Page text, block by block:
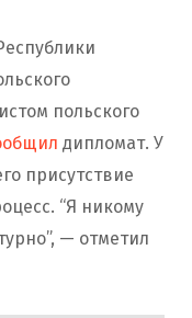
польского
дипломат. У
присутствие
“Я никому
— отметил